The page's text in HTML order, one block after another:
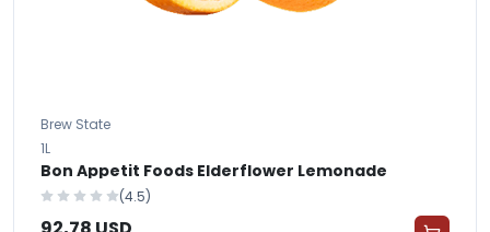
Brew State
1L
Bon Appetit Foods Elderflower Lemonade
(4.5)